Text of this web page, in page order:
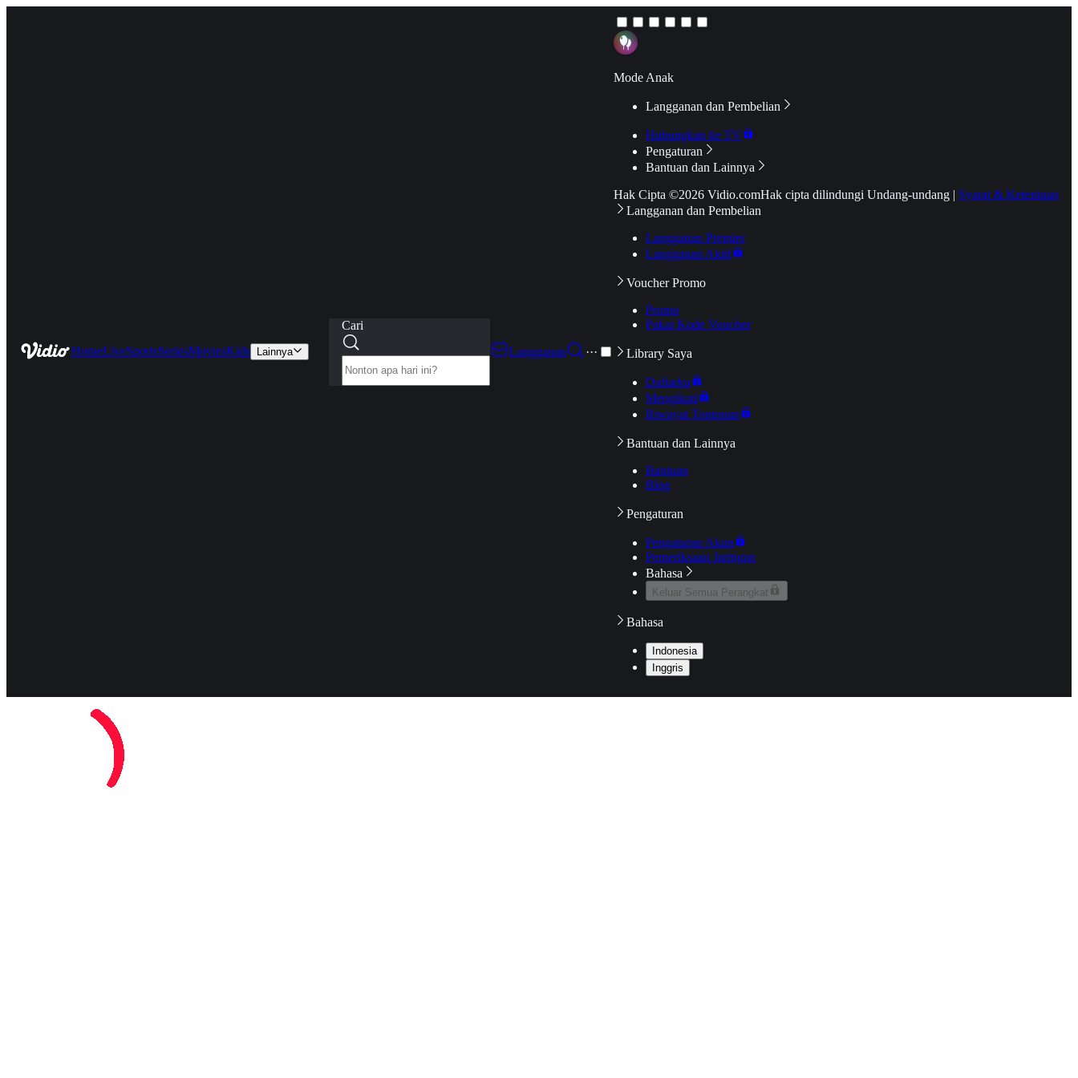
HomeLiveSportsSeriesMoviesKids Lainnya
Cari
Langganan
···
Mode Anak
Langganan dan Pembelian
Hubungkan ke TV
Pengaturan
Bantuan dan Lainnya
Hak Cipta ©2026 Vidio.comHak cipta dilindungi Undang-undang | Syarat & Ketentuan
Langganan dan Pembelian
Langganan Premier
Langganan Aktif
Voucher Promo
Promo
Pakai Kode Voucher
Library Saya
Daftarku
Mengikuti
Riwayat Tontonan
Bantuan dan Lainnya
Bantuan
Blog
Pengaturan
Pengaturan Akun
Pemeriksaan Jaringan
Bahasa
Keluar Semua Perangkat
Bahasa
Indonesia
Inggris